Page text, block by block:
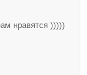
нравятся )))))